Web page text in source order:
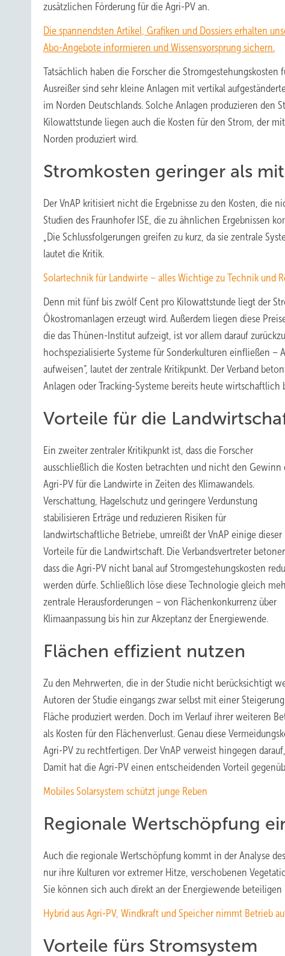
zusätzlichen Förderung für die Agri-PV an.
Die spannendsten Artikel, Grafiken und Dossiers erhalten
Abo-Angebote informieren und Wissensvorsprung sichern.
Tatsächlich haben die Forscher die
Ausreißer sind sehr kleine Anlagen mit vertikal
im Norden Deutschlands. Solche Anlagen produzieren den
Kilowattstunde liegen auch die Kosten für den Strom, der
Norden produziert wird.
Stromkosten geringer als
Der VnAP kritisiert nicht die Ergebnisse zu den Kosten, die
Studien des Fraunhofer ISE, die zu ähnlichen Ergebnissen
„Die Schlussfolgerungen greifen zu kurz, da sie zentrale
lautet die Kritik.
Solartechnik für Landwirte – alles Wichtige zu Technik und
Denn mit fünf bis zwölf Cent pro Kilowattstunde liegt der
Ökostromanlagen erzeugt wird. Außerdem liegen diese
die das Thünen-Institut aufzeigt, ist vor allem darauf
hochspezialisierte Systeme für Sonderkulturen einfließen –
aufweisen“, lautet der zentrale Kritikpunkt. Der Verband
Anlagen oder Tracking-Systeme bereits heute
Vorteile für die
Ein zweiter zentraler Kritikpunkt ist, dass die Forscher
ausschließlich die Kosten betrachten und nicht den Gewinn
Agri-PV für die Landwirte in Zeiten des Klimawandels.
Verschattung, Hagelschutz und geringere Verdunstung
stabilisieren Erträge und reduzieren Risiken für
landwirtschaftliche Betriebe, umreißt der VnAP einige dieser
Vorteile für die Landwirtschaft. Die Verbandsvertreter
dass die Agri-PV nicht banal auf Stromgestehungskosten
werden dürfe. Schließlich löse diese Technologie gleich
zentrale Herausforderungen – von Flächenkonkurrenz über
Klimaanpassung bis hin zur Akzeptanz der Energiewende.
Flächen effizient nutzen
Zu den Mehrwerten, die in der Studie nicht berücksichtigt
Autoren der Studie eingangs zwar selbst mit einer
Fläche produziert werden. Doch im Verlauf ihrer weiteren
als Kosten für den Flächenverlust. Genau diese
Agri-PV zu rechtfertigen. Der VnAP verweist hingegen
Damit hat die Agri-PV einen entscheidenden Vorteil
Mobiles Solarsystem schützt junge Reben
Regionale Wertschöpfung
Auch die regionale Wertschöpfung kommt in der Analyse
nur ihre Kulturen vor extremer Hitze, verschobenen
Sie können sich auch direkt an der Energiewende
Hybrid aus Agri-PV, Windkraft und Speicher nimmt Betrieb
Vorteile fürs Stromsystem